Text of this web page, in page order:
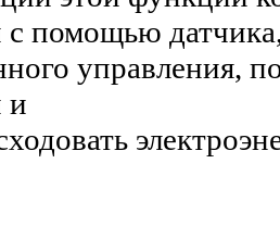
помощью
управления,
и